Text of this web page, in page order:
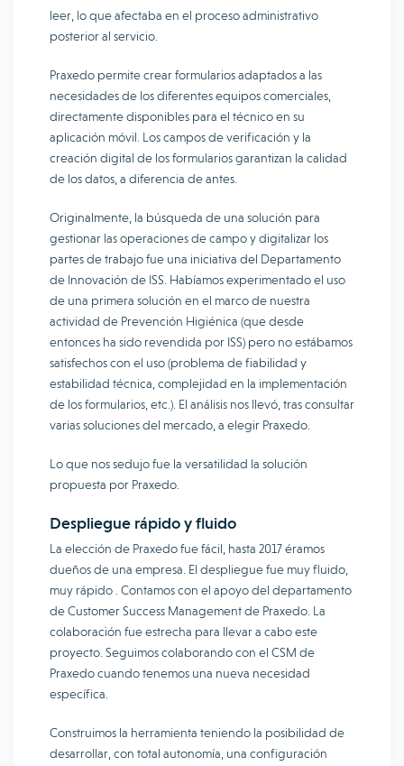
leer, lo que afectaba en el proceso administrativo
posterior al servicio.
Praxedo permite crear formularios adaptados a las
necesidades de los diferentes equipos comerciales,
directamente disponibles para el técnico en su
aplicación móvil. Los campos de verificación y la
creación digital de los formularios garantizan la calidad
de los datos, a diferencia de antes.
Originalmente, la búsqueda de una solución para
gestionar las operaciones de campo y digitalizar los
partes de trabajo fue una iniciativa del Departamento
de Innovación de ISS. Habíamos experimentado el uso
de una primera solución en el marco de nuestra
actividad de Prevención Higiénica (que desde
entonces ha sido revendida por ISS) pero no estábamos
satisfechos con el uso (problema de fiabilidad y
estabilidad técnica, complejidad en la implementación
de los formularios, etc.). El análisis nos llevó, tras consultar
varias soluciones del mercado, a elegir Praxedo.
Lo que nos sedujo fue la versatilidad la solución
propuesta por Praxedo.
Despliegue rápido y fluido
La elección de Praxedo fue fácil, hasta 2017 éramos
dueños de una empresa. El despliegue fue muy fluido,
muy rápido . Contamos con el apoyo del departamento
de Customer Success Management de Praxedo. La
colaboración fue estrecha para llevar a cabo este
proyecto. Seguimos colaborando con el CSM de
Praxedo cuando tenemos una nueva necesidad
específica.
Construimos la herramienta teniendo la posibilidad de
desarrollar, con total autonomía, una configuración